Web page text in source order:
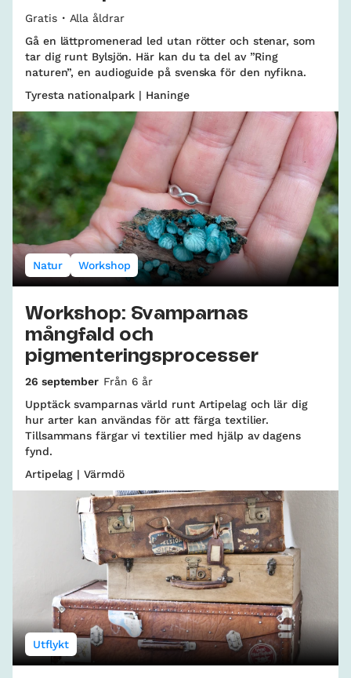
Gratis
Alla åldrar
Gå en lättpromenerad led utan rötter och stenar, som
tar dig runt Bylsjön. Här kan du ta del av ”Ring
naturen”, en audioguide på svenska för den nyfikna.
Tyresta nationalpark | Haninge
Natur Workshop
Workshop: Svamparnas
mångfald och
pigmenteringsprocesser
26 september Från 6 år
Upptäck svamparnas värld runt Artipelag och lär dig
hur arter kan användas för att färga textilier.
Tillsammans färgar vi textilier med hjälp av dagens
fynd.
Artipelag | Värmdö
Utflykt